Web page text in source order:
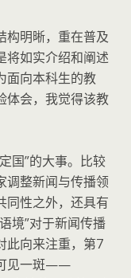
构明晰，重在普及
将如实介绍和阐述
面向本科生的教
体会，我觉得该教
国”的大事。比较
调整新闻与传播领
同性之外，还具有
境”对于新闻传播
此向来注重，第7
见一斑——